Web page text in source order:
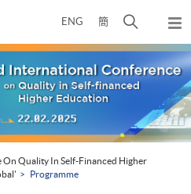
ENG 簡
開
尋
面
彈
出
主
選
單
Quality In Self-Financed Higher
Programme